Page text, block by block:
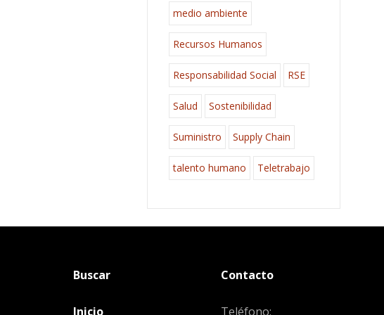
medio ambiente
Recursos Humanos
Responsabilidad Social RSE
Salud Sostenibilidad
Suministro Supply Chain
talento humano Teletrabajo
Buscar
Inicio
Contacto
Teléfono: